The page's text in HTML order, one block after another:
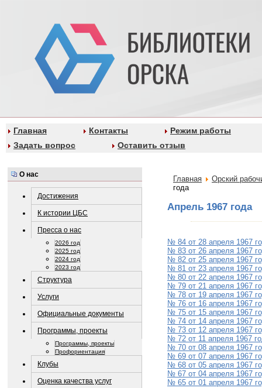
Главная Контакты
Режим работы
Задать вопрос
Оставить отзыв
О нас
Достижения
К истории ЦБС
Пресса о нас
2026 год
2025 год
2024 год
2023 год
Структура
Услуги
Официальные документы
Программы, проекты
Программы, проекты
Профориентация
Клубы
Оценка качества услуг
Главная
Орский
года
Апрель 1967 года
№ 84 от 28 апреля 1967
№ 83 от 26 апреля 1967
№ 82 от 25 апреля 1967
№ 81 от 23 апреля 1967
№ 80 от 22 апреля 1967
№ 79 от 21 апреля 1967
№ 78 от 19 апреля 1967
№ 76 от 16 апреля 1967
№ 75 от 15 апреля 1967
№ 74 от 14 апреля 1967
№ 73 от 12 апреля 1967
№ 72 от 11 апреля 1967
№ 70 от 08 апреля 1967
№ 69 от 07 апреля 1967
№ 68 от 05 апреля 1967
№ 67 от 04 апреля 1967
№ 65 от 01 апреля 1967